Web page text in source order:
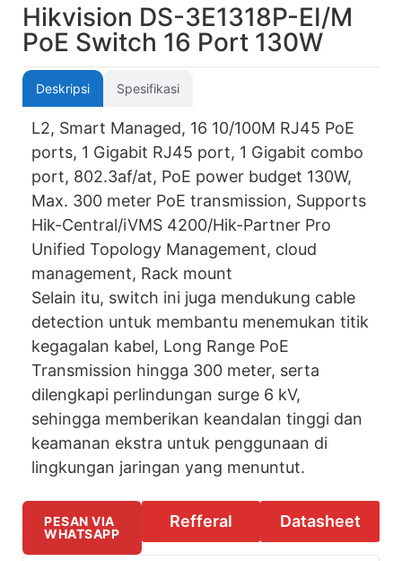
Hikvision DS-3E1318P-EI/M
PoE Switch 16 Port 130W
Deskripsi Spesifikasi
L2, Smart Managed, 16 10/100M RJ45 PoE
ports, 1 Gigabit RJ45 port, 1 Gigabit combo
port, 802.3af/at, PoE power budget 130W,
Max. 300 meter PoE transmission, Supports
Hik-Central/iVMS 4200/Hik-Partner Pro
Unified Topology Management, cloud
management, Rack mount
Selain itu, switch ini juga mendukung cable
detection untuk membantu menemukan titik
kegagalan kabel, Long Range PoE
Transmission hingga 300 meter, serta
dilengkapi perlindungan surge 6 kV,
sehingga memberikan keandalan tinggi dan
keamanan ekstra untuk penggunaan di
lingkungan jaringan yang menuntut.
PESAN VIA
WHATSAPP
Refferal Datasheet